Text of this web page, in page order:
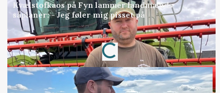
Kvælstofkaos på Fyn lammer landmænds
såplaner: - Jeg føler mig pisset på
Annonce
Loading...